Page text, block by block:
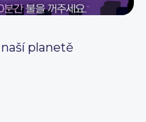
planetě